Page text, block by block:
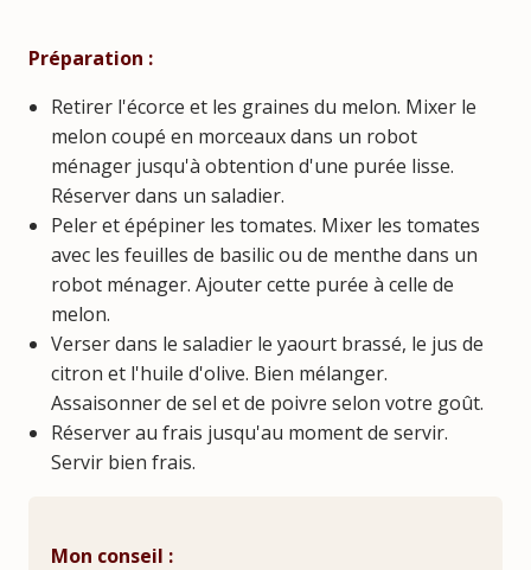
Préparation :
Retirer l'écorce et les graines du melon. Mixer le
melon coupé en morceaux dans un robot
ménager jusqu'à obtention d'une purée lisse.
Réserver dans un saladier.
Peler et épépiner les tomates. Mixer les tomates
avec les feuilles de basilic ou de menthe dans un
robot ménager. Ajouter cette purée à celle de
melon.
Verser dans le saladier le yaourt brassé, le jus de
citron et l'huile d'olive. Bien mélanger.
Assaisonner de sel et de poivre selon votre goût.
Réserver au frais jusqu'au moment de servir.
Servir bien frais.
Mon conseil :